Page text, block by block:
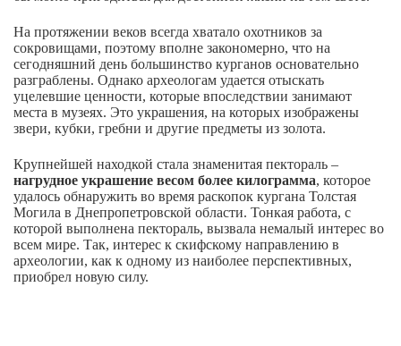
На протяжении веков всегда хватало охотников за
сокровищами, поэтому вполне закономерно, что на
сегодняшний день большинство курганов основательно
разграблены. Однако археологам удается отыскать
уцелевшие ценности, которые впоследствии занимают
места в музеях. Это украшения, на которых изображены
звери, кубки, гребни и другие предметы из золота.
Крупнейшей находкой стала знаменитая пектораль –
нагрудное украшение весом более килограмма, которое
удалось обнаружить во время раскопок кургана Толстая
Могила в Днепропетровской области. Тонкая работа, с
которой выполнена пектораль, вызвала немалый интерес во
всем мире. Так, интерес к скифскому направлению в
археологии, как к одному из наиболее перспективных,
приобрел новую силу.